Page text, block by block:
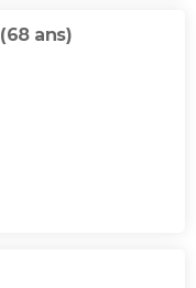
(68 ans)